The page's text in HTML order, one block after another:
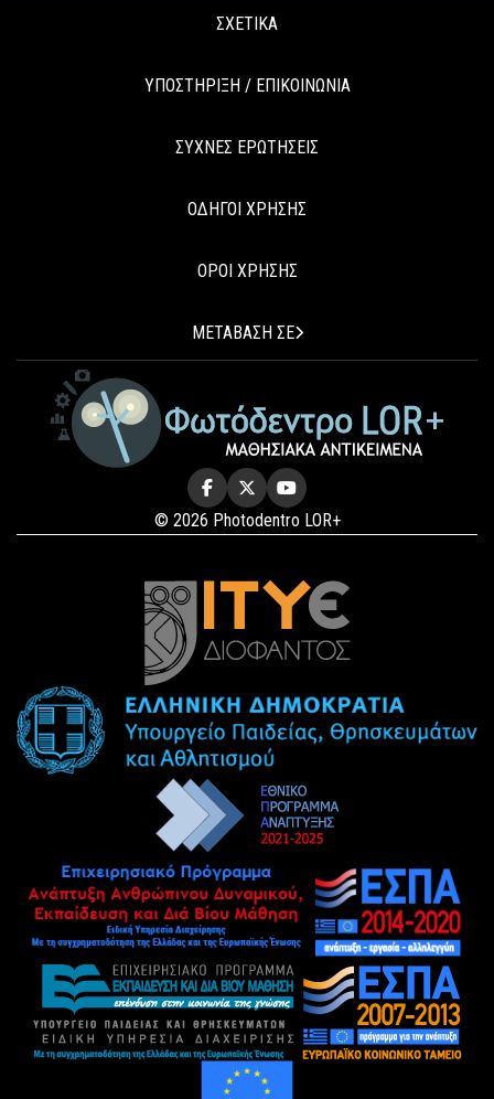
ΣΧΕΤΙΚΑ
ΥΠΟΣΤΗΡΙΞΗ / ΕΠΙΚΟΙΝΩΝΙΑ
ΣΥΧΝΕΣ ΕΡΩΤΗΣΕΙΣ
ΟΔΗΓΟΙ ΧΡΗΣΗΣ
ΟΡΟΙ ΧΡΗΣΗΣ
ΜΕΤΑΒΑΣΗ ΣΕ
© 2026 Photodentro LOR+